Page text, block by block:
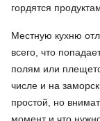
гордятся
Местную кухню
всего, что
полям или
числе и на
простой, но